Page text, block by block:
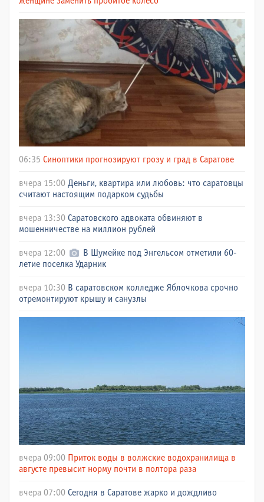
06:35 Синоптики прогнозируют грозу и град в Саратове
вчера 15:00 Деньги, квартира или любовь: что саратовцы
считают настоящим подарком судьбы
вчера 13:30 Саратовского адвоката обвиняют в
мошенничестве на миллион рублей
вчера 12:00
В Шумейке под Энгельсом отметили 60-
летие поселка Ударник
вчера 10:30 В саратовском колледже Яблочкова срочно
отремонтируют крышу и санузлы
вчера 09:00 Приток воды в волжские водохранилища в
августе превысит норму почти в полтора раза
вчера 07:00 Сегодня в Саратове жарко и дождливо